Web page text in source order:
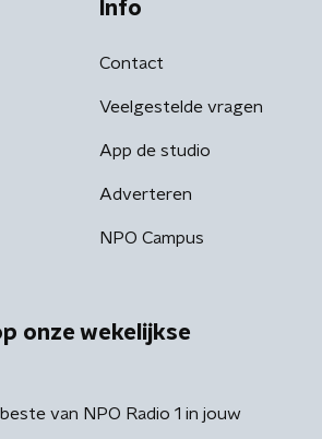
Info
Contact
Veelgestelde vragen
App de studio
Adverteren
NPO Campus
onze wekelijkse
van NPO Radio 1 in jouw